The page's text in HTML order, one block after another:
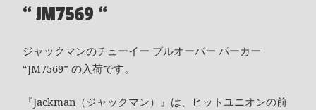
“ JM7569 “
ジャックマンのチューイー プルオーバー パーカー
“JM7569” の入荷です。
『Jackman（ジャックマン）』は、ヒットユニオンの前